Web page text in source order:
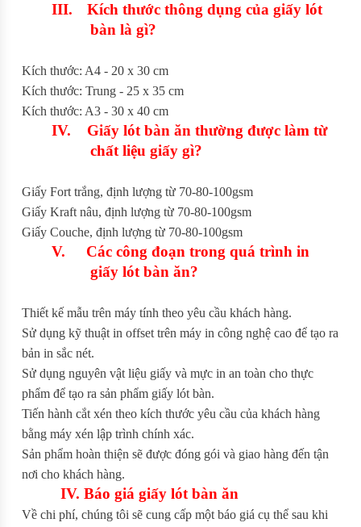
III.
Kích thước thông dụng của giấy lót
bàn là gì?
Kích thước: A4 - 20 x 30 cm
Kích thước: Trung - 25 x 35 cm
Kích thước: A3 - 30 x 40 cm
IV.
Giấy lót bàn ăn thường được làm từ
chất liệu giấy gì?
Giấy Fort trắng, định lượng từ 70-80-100gsm
Giấy Kraft nâu, định lượng từ 70-80-100gsm
Giấy Couche, định lượng từ 70-80-100gsm
V.
Các công đoạn trong quá trình in
giấy lót bàn ăn?
Thiết kế mẫu trên máy tính theo yêu cầu khách hàng.
Sử dụng kỹ thuật in offset trên máy in công nghệ cao để tạo ra
bản in sắc nét.
Sử dụng nguyên vật liệu giấy và mực in an toàn cho thực
phẩm để tạo ra sản phẩm giấy lót bàn.
Tiến hành cắt xén theo kích thước yêu cầu của khách hàng
bằng máy xén lập trình chính xác.
Sản phẩm hoàn thiện sẽ được đóng gói và giao hàng đến tận
nơi cho khách hàng.
IV. Báo giá giấy lót bàn ăn
Về chi phí, chúng tôi sẽ cung cấp một báo giá cụ thể sau khi